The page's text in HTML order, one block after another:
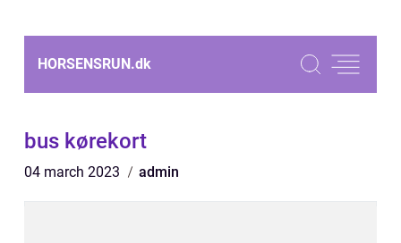
HORSENSRUN.dk
bus kørekort
04 march 2023 admin